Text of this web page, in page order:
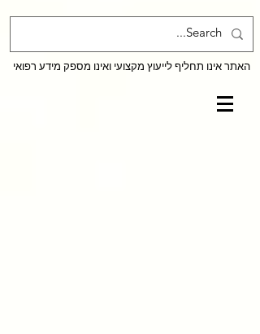
האתר אינו תחליף לייעוץ מקצועי ואינו מספק מידע רפואי